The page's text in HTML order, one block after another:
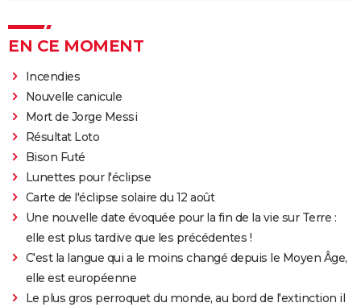
EN CE MOMENT
Incendies
Nouvelle canicule
Mort de Jorge Messi
Résultat Loto
Bison Futé
Lunettes pour l'éclipse
Carte de l'éclipse solaire du 12 août
Une nouvelle date évoquée pour la fin de la vie sur Terre :
elle est plus tardive que les précédentes !
C'est la langue qui a le moins changé depuis le Moyen Âge,
elle est européenne
Le plus gros perroquet du monde, au bord de l'extinction il